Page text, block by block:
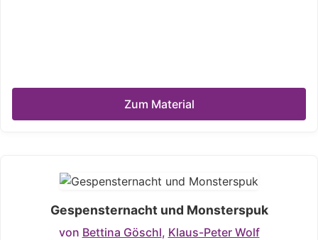
Zum Material
Gespensternacht und Monsterspuk
von Bettina Göschl, Klaus-Peter Wolf